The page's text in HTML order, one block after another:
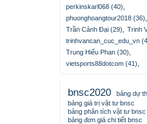
perkinskarl068 (40)
phuonghoangtour2018 (36)
Trần Cảnh Đại (29)
Trinh
trinhvancan_cuc_edu_vn
Trung Hiếu Phan (30)
vietsports88dotcom (41)
bnsc2020
bảng dự
bảng giá trị vật tư bnsc
bảng phân tích vật tư bnsc
bảng đơn giá chi tiết bnsc